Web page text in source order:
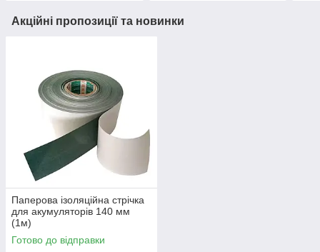
Акційні пропозиції та новинки
Паперова ізоляційна стрічка
для акумуляторів 140 мм
(1м)
Готово до відправки